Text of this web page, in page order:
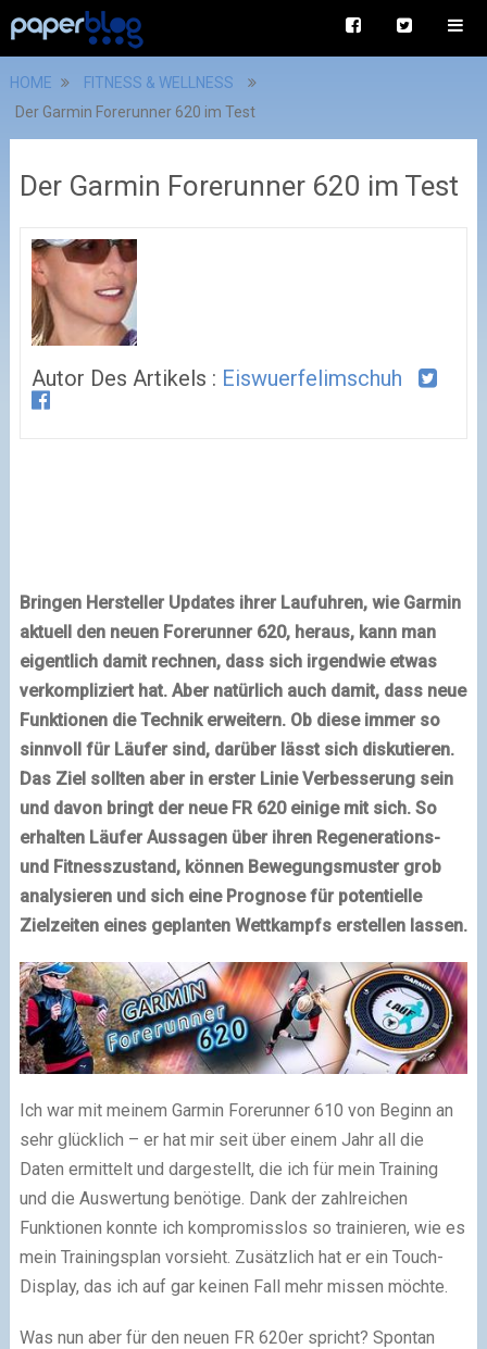
HOME
FITNESS & WELLNESS
Der Garmin Forerunner 620 im Test
Der Garmin Forerunner 620 im Test
Autor Des Artikels : Eiswuerfelimschuh
Bringen Hersteller Updates ihrer Laufuhren, wie Garmin
aktuell den neuen Forerunner 620, heraus, kann man
eigentlich damit rechnen, dass sich irgendwie etwas
verkompliziert hat. Aber natürlich auch damit, dass neue
Funktionen die Technik erweitern. Ob diese immer so
sinnvoll für Läufer sind, darüber lässt sich diskutieren.
Das Ziel sollten aber in erster Linie Verbesserung sein
und davon bringt der neue FR 620 einige mit sich. So
erhalten Läufer Aussagen über ihren Regenerations-
und Fitnesszustand, können Bewegungsmuster grob
analysieren und sich eine Prognose für potentielle
Zielzeiten eines geplanten Wettkampfs erstellen lassen.
Ich war mit meinem Garmin Forerunner 610 von Beginn an
sehr glücklich – er hat mir seit über einem Jahr all die
Daten ermittelt und dargestellt, die ich für mein Training
und die Auswertung benötige. Dank der zahlreichen
Funktionen konnte ich kompromisslos so trainieren, wie es
mein Trainingsplan vorsieht. Zusätzlich hat er ein Touch-
Display, das ich auf gar keinen Fall mehr missen möchte.
Was nun aber für den neuen FR 620er spricht? Spontan